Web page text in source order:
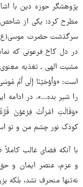
پژوهشگر حوزه دین با
مطرح کرد: یکی از
سرگذشت حضرت موسی(ع)
در دل کاخ فرعونی که
است: «وَأَوْحَیْنَا إِلَی أُمِّ
«وَقَالَتِ امْرَأَتُ فِرْعَوْنَ
کودک نور چشم من و تو
با آنکه فضای غالب
و عزم، عنصر ایمان و
نه‌تنها منحرف نشد، بلکه